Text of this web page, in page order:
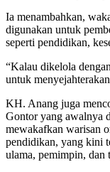
Ia menambahkan,
digunakan untuk
seperti pendidikan,
“Kalau dikelola
untuk
KH. Anang juga
Gontor yang awalnya
mewakafkan warisan
pendidikan, yang kini
ulama, pemimpin, dan